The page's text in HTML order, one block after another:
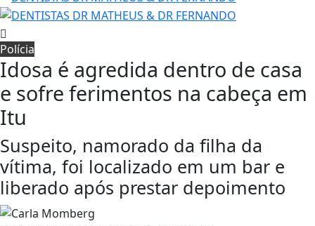
Polícia
Idosa é agredida dentro de casa
e sofre ferimentos na cabeça em
Itu
Suspeito, namorado da filha da
vítima, foi localizado em um bar e
liberado após prestar depoimento